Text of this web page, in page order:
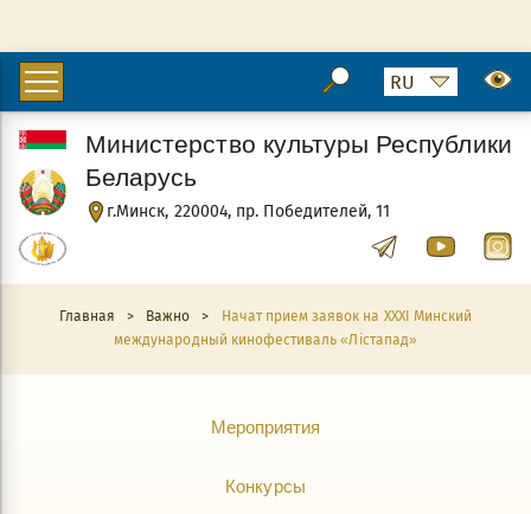
г.Минск, 220004, пр. Победителей, 11
Министерство культуры Республики
Беларусь
Главная > Важно >
Начат прием заявок на XXXI Минский
международный кинофестиваль «Лiстапад»
Мероприятия
Конкурсы